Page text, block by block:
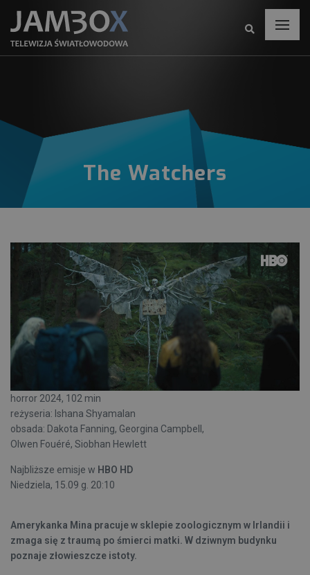
The Watchers
horror 2024, 102 min
reżyseria: Ishana Shyamalan
obsada: Dakota Fanning, Georgina Campbell,
Olwen Fouéré, Siobhan Hewlett
Najbliższe emisje w HBO HD
Niedziela, 15.09 g. 20:10
Amerykanka Mina pracuje w sklepie zoologicznym w Irlandii i
zmaga się z traumą po śmierci matki. W dziwnym budynku
poznaje złowieszcze istoty.